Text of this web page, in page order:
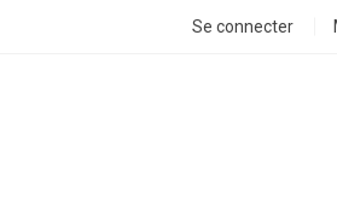
Se connecter